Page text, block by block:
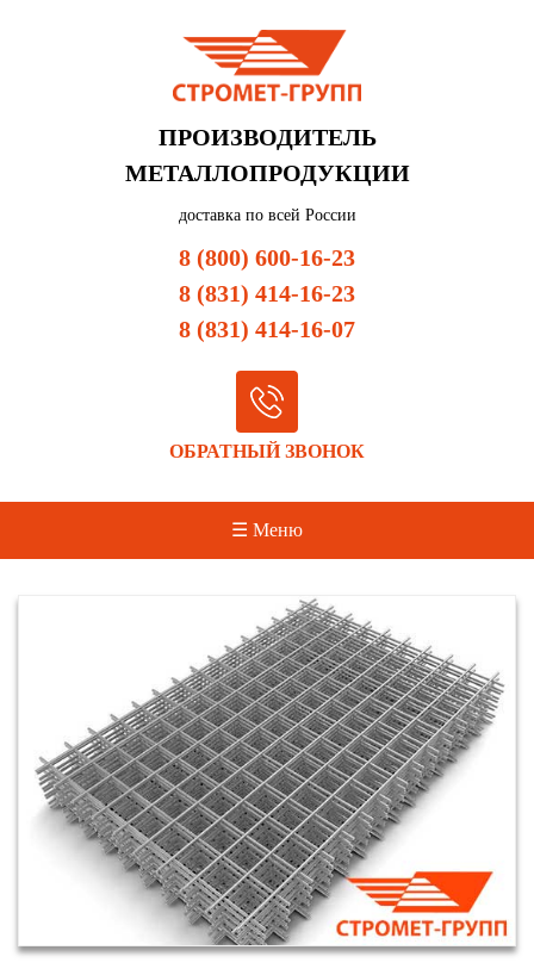
ПРОИЗВОДИТЕЛЬ
МЕТАЛЛОПРОДУКЦИИ
доставка по всей России
8 (800) 600-16-23
8 (831) 414-16-23
8 (831) 414-16-07
ОБРАТНЫЙ ЗВОНОК
☰ Меню